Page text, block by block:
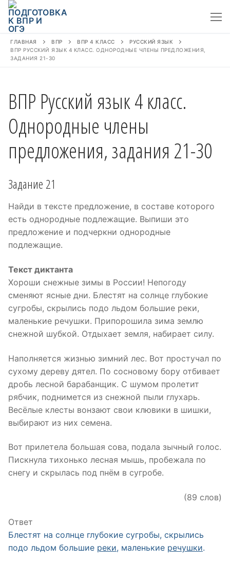
Перейти
содержимому
ГЛАВНАЯ ВПР ВПР 4 КЛАСС
РУССКИЙ ЯЗЫК
ВПР РУССКИЙ ЯЗЫК 4 КЛАСС. ОДНОРОДНЫЕ ЧЛЕНЫ ПРЕДЛОЖЕНИЯ,
ЗАДАНИЯ 21-30
ВПР Русский язык 4 класс.
Однородные члены
предложения, задания 21-30
Задание 21
Найди в тексте предложение, в составе которого
есть однородные подлежащие. Выпиши это
предложение и подчеркни однородные
подлежащие.
Текст диктанта
Хороши снежные зимы в России! Непогоду
сменяют ясные дни. Блестят на солнце глубокие
сугробы, скрылись подо льдом большие реки,
маленькие речушки. Припорошила зима землю
снежной шубкой. Отдыхает земля, набирает силу.
Наполняется жизнью зимний лес. Вот простучал по
сухому дереву дятел. По сосновому бору отбивает
дробь лесной барабанщик. С шумом пролетит
рябчик, поднимется из снежной пыли глухарь.
Весёлые клесты вонзают свои клювики в шишки,
выбирают из них семена.
Вот прилетела большая сова, подала зычный голос.
Пискнула тихонько лесная мышь, пробежала по
снегу и скрылась под пнём в сугробе.
(89 слов)
Ответ
Блестят на солнце глубокие сугробы, скрылись
подо льдом большие реки, маленькие речушки.